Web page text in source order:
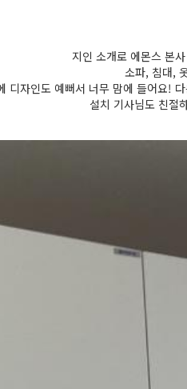
지인 소개로 에몬스 본
소파, 침대,
디자인도 예뻐서 너무 맘에 들어요!
설치 기사님도 친절